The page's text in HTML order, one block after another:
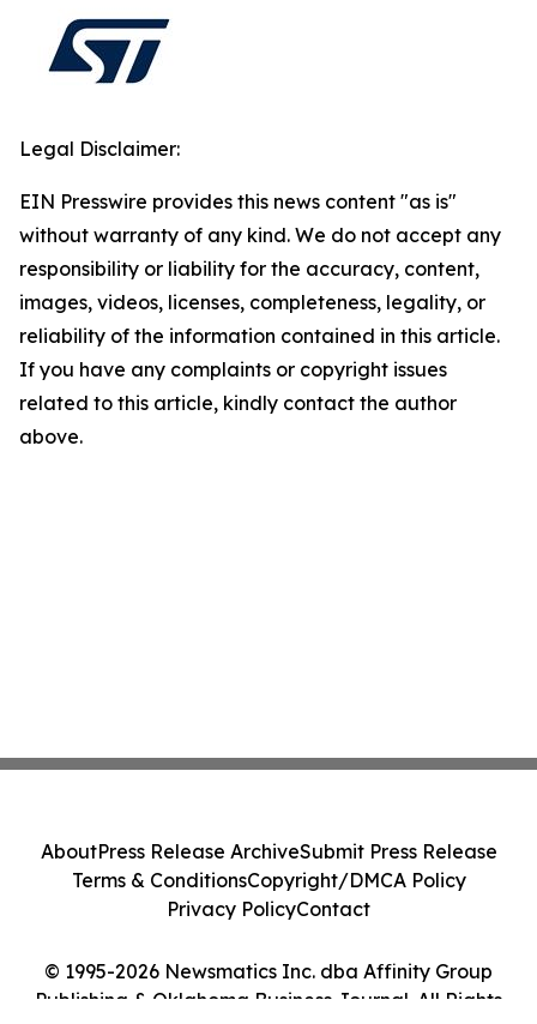
Legal Disclaimer:
EIN Presswire provides this news content "as is"
without warranty of any kind. We do not accept any
responsibility or liability for the accuracy, content,
images, videos, licenses, completeness, legality, or
reliability of the information contained in this article.
If you have any complaints or copyright issues
related to this article, kindly contact the author
above.
© 1995-2026 Newsmatics Inc. dba Affinity Group
Publishing & Oklahoma Business Journal. All Rights
AboutPress Release ArchiveSubmit Press Release
Terms & ConditionsCopyright/DMCA Policy
Privacy PolicyContact